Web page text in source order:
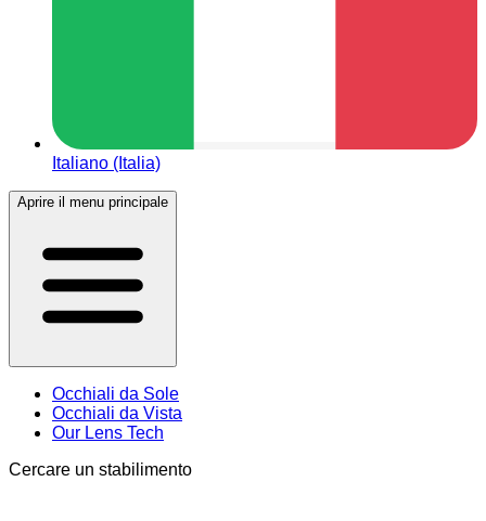
Italiano (Italia)
Aprire il menu principale
Occhiali da Sole
Occhiali da Vista
Our Lens Tech
Cercare un stabilimento